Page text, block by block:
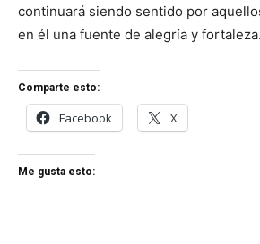
continuará siendo sentido por
en él una fuente de alegría y fortaleza.
Comparte esto:
Facebook X
Me gusta esto: